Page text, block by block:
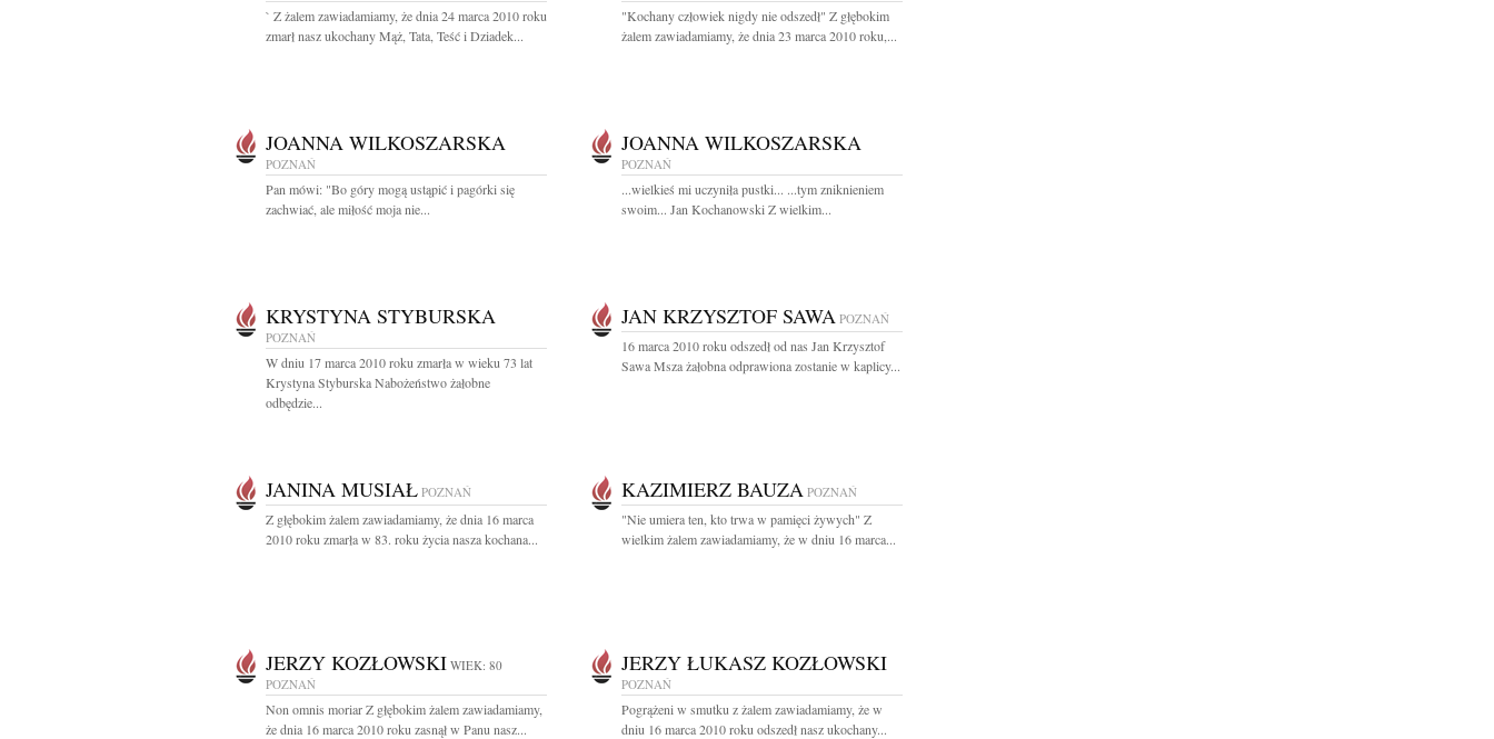
` Z żalem zawiadamiamy, że dnia 24 marca 2010 roku
zmarł nasz ukochany Mąż, Tata, Teść i Dziadek...
"Kochany człowiek nigdy nie odszedł" Z głębokim
żalem zawiadamiamy, że dnia 23 marca 2010 roku,...
JOANNA WILKOSZARSKA
POZNAŃ
Pan mówi: "Bo góry mogą ustąpić i pagórki się
zachwiać, ale miłość moja nie...
JOANNA WILKOSZARSKA
POZNAŃ
...wielkieś mi uczyniła pustki... ...tym zniknieniem
swoim... Jan Kochanowski Z wielkim...
KRYSTYNA STYBURSKA
POZNAŃ
W dniu 17 marca 2010 roku zmarła w wieku 73 lat
Krystyna Styburska Nabożeństwo żałobne
odbędzie...
JAN KRZYSZTOF SAWA POZNAŃ
16 marca 2010 roku odszedł od nas Jan Krzysztof
Sawa Msza żałobna odprawiona zostanie w kaplicy...
JANINA MUSIAŁ POZNAŃ
Z głębokim żalem zawiadamiamy, że dnia 16 marca
2010 roku zmarła w 83. roku życia nasza kochana...
KAZIMIERZ BAUZA POZNAŃ
"Nie umiera ten, kto trwa w pamięci żywych" Z
wielkim żalem zawiadamiamy, że w dniu 16 marca...
JERZY KOZŁOWSKI WIEK: 80
POZNAŃ
Non omnis moriar Z głębokim żalem zawiadamiamy,
że dnia 16 marca 2010 roku zasnął w Panu nasz...
JERZY ŁUKASZ KOZŁOWSKI
POZNAŃ
Pogrążeni w smutku z żalem zawiadamiamy, że w
dniu 16 marca 2010 roku odszedł nasz ukochany...